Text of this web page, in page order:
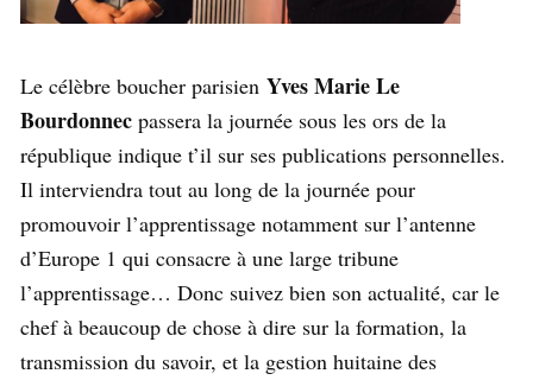
Le célèbre boucher parisien Yves Marie Le
Bourdonnec passera la journée sous les ors de la
république indique t’il sur ses publications personnelles.
Il interviendra tout au long de la journée pour
promouvoir l’apprentissage notamment sur l’antenne
d’Europe 1 qui consacre à une large tribune
l’apprentissage… Donc suivez bien son actualité, car le
chef à beaucoup de chose à dire sur la formation, la
transmission du savoir, et la gestion huitaine des